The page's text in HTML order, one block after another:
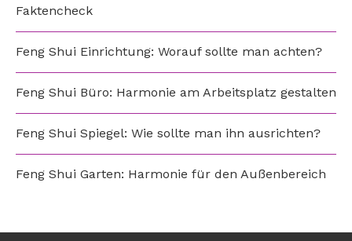
Faktencheck
Feng Shui Einrichtung: Worauf sollte man achten?
Feng Shui Büro: Harmonie am Arbeitsplatz gestalten
Feng Shui Spiegel: Wie sollte man ihn ausrichten?
Feng Shui Garten: Harmonie für den Außenbereich